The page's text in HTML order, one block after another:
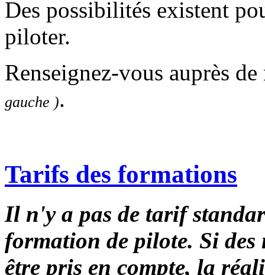
Des possibilités existent
piloter.
Renseignez-vous auprès
gauche ).
Tarifs des formations
Il n'y a pas de tarif
formation de pilote. Si
être pris en compte, la